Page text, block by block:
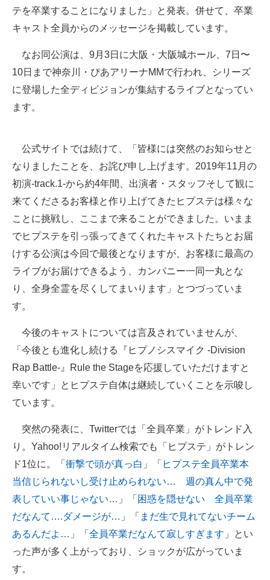
エレクトロニクス専門サイト
エネルギーの専門メディア
建設×テクノロジーの最前線
テを卒業することになりました」と発表。併せて、卒業
キャスト全員からのメッセージを掲載しています。
なお同公演は、9月3日に大阪・大阪城ホール、7日〜
10日まで神奈川・ぴあアリーナMMで行われ、シリーズ
に登場した全ディビジョンが集結するライブとなってい
ます。
公式サイトでは続けて、「皆様には突然のお知らせと
なりましたことを、お詫び申し上げます。2019年11月の
初演-track.1-から約4年間、出演者・スタッフそして観に
来てくださるお客様と作り上げてきたヒプステは様々な
ことに挑戦し、ここまで来ることができました。いまま
でヒプステを引っ張ってきてくれたキャストたちとお届
けする公演は今回で最後となりますが、お客様に最高の
ライブがお届けできるよう、カンパニー一同一丸とな
り、全身全霊を尽くしてまいります」とつづっていま
す。
今後のキャストについては言及されていませんが、
「今後とも進化し続ける『ヒプノシスマイク -Division
Rap Battle-』Rule the Stageを応援していただけますと
幸いです」とヒプステ自体は継続していくことを示唆し
ています。
突然の発表に、Twitterでは「全員卒業」がトレンド入
り。Yahoo!リアルタイム検索でも「ヒプステ」がトレン
ド1位に。「 衝撃で頭が真っ白 」「 ヒプステ全員卒業本
当信じられないし受け止められない… 週の真ん中で発
表していい事じゃない… 」「 困惑を隠せない 全員卒業
だなんて….ダメージが… 」「 まだ生で見れてないチーム
あるんだよ… 」「 全員卒業だなんて寂しすぎます 」とい
った声が多く上がっており、ショックが広がっていま
す。